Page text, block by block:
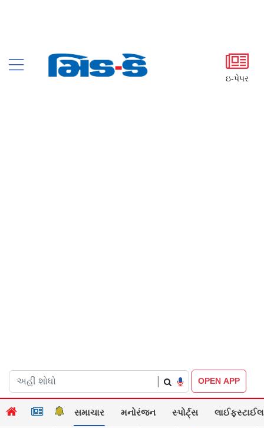
ઇ-પેપર
OPEN APP
સમાચાર મનોરંજન સ્પોર્ટ્સ લાઈફસ્ટાઈલ